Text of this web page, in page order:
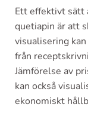
Ett effektivt sätt
quetiapin är att
visualisering
från
Jämförelse av
kan också
ekonomiskt